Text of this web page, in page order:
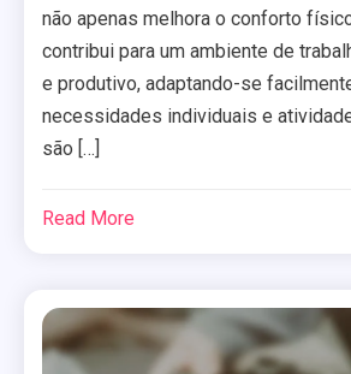
não apenas melhora o conforto
contribui para um ambiente de
e produtivo, adaptando-se
necessidades individuais e
são […]
Read More